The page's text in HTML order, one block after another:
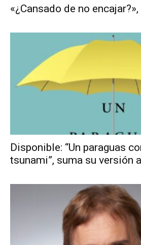
«¿Cansado de no
Disponible: “Un paraguas
tsunami”, suma su versión